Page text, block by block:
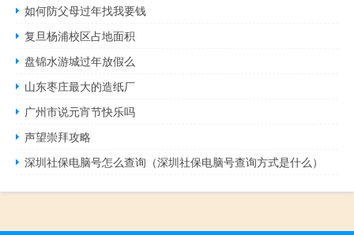
如何防父母过年找我要钱
复旦杨浦校区占地面积
盘锦水游城过年放假么
山东枣庄最大的造纸厂
广州市说元宵节快乐吗
声望崇拜攻略
深圳社保电脑号怎么查询（深圳社保电脑号查询方式是什么）